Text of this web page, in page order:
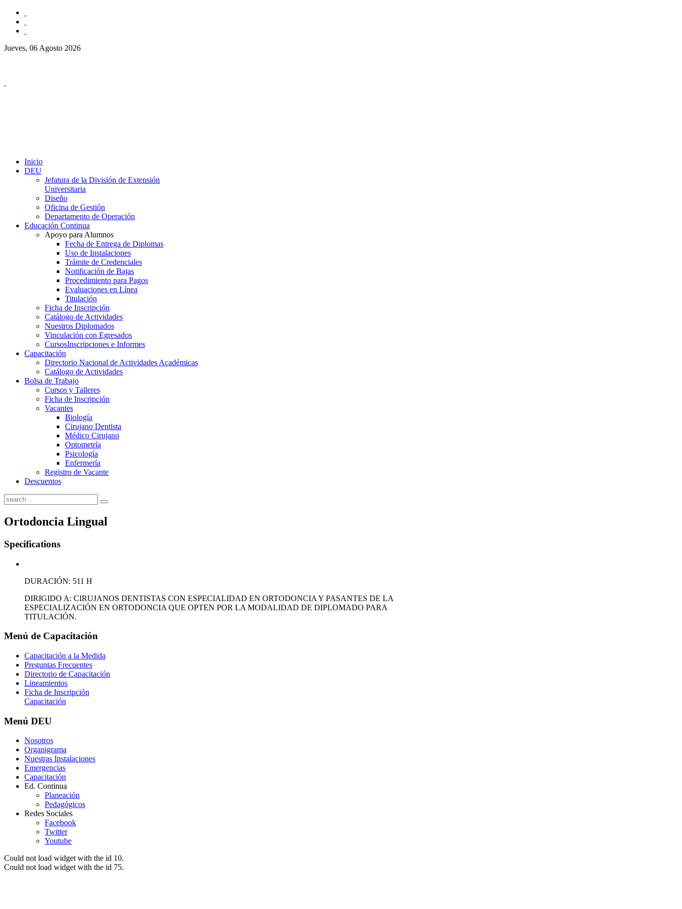
Jueves, 06 Agosto 2026
Inicio
DEU
Jefatura de la División de Extensión
Universitaria
Diseño
Oficina de Gestión
Departamento de Operación
Educación Continua
Apoyo para Alumnos
Fecha de Entrega de Diplomas
Uso de Instalaciones
Trámite de Credenciales
Notificación de Bajas
Procedimiento para Pagos
Evaluaciones en Línea
Titulación
Ficha de Inscripción
Catálogo de Actividades
Nuestros Diplomados
Vinculación con Egresados
CursosInscripciones e Informes
Capacitación
Directorio Nacional de Actividades Académicas
Catálogo de Actividades
Bolsa de Trabajo
Cursos y Talleres
Ficha de Inscripción
Vacantes
Biología
Cirujano Dentista
Médico Cirujano
Optometría
Psicología
Enfermería
Registro de Vacante
Descuentos
Ortodoncia Lingual
Specifications
DURACIÓN: 511 H
DIRIGIDO A: CIRUJANOS DENTISTAS CON ESPECIALIDAD EN ORTODONCIA Y PASANTES DE LA
ESPECIALIZACIÓN EN ORTODONCIA QUE OPTEN POR LA MODALIDAD DE DIPLOMADO PARA
TITULACIÓN.
Menú de Capacitación
Capacitación a la Medida
Preguntas Frecuentes
Directorio de Capacitación
Lineamientos
Ficha de Inscripción
Capacitación
Menú DEU
Nosotros
Organigrama
Nuestras Instalaciones
Emergencias
Capacitación
Ed. Continua
Planeación
Pedagógicos
Redes Sociales
Facebook
Twitter
Youtube
Could not load widget with the id 10.
Could not load widget with the id 75.